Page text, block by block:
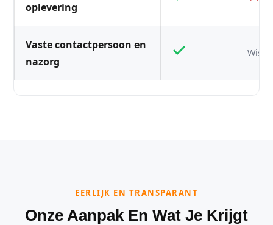
oplevering
Vaste contactpersoon en
nazorg
EERLIJK EN TRANSPARANT
Onze Aanpak En Wat Je Krijgt